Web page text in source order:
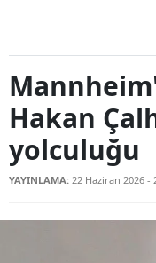
Hakan
yolculuğu
YAYINLAMA: 22 Haziran 2026 -